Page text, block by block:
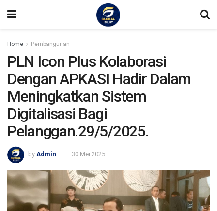
Home Pembangunan
PLN Icon Plus Kolaborasi
Dengan APKASI Hadir Dalam
Meningkatkan Sistem
Digitalisasi Bagi
Pelanggan.29/5/2025.
by Admin 30 Mei 2025